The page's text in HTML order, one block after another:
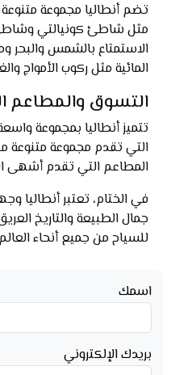
تضم أنطاليا مجموعة
مثل شاطئ كونيالتي
الاستمتاع بالشمس والبحر
المائية مثل ركوب الأمواج
التسوق والمطاعم
تتميز أنطاليا بمجموعة
التي تقدم مجموعة متنوعة
المطاعم التي تقدم أشهى
في الختام، تعتبر أنطاليا
جمال الطبيعة والتاريخ
للسياح من جميع أنحاء
اسمك
بريدك الإلكتروني